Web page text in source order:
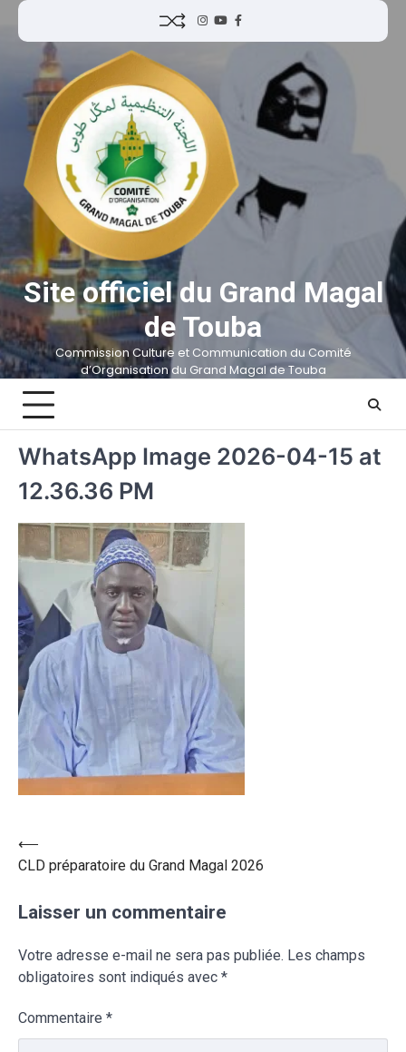
Site officiel du Grand Magal
de Touba
Commission Culture et Communication du Comité
d’Organisation du Grand Magal de Touba
WhatsApp Image 2026-04-15 at
12.36.36 PM
⟵
CLD préparatoire du Grand Magal 2026
Laisser un commentaire
Votre adresse e-mail ne sera pas publiée. Les champs
obligatoires sont indiqués avec *
Commentaire *